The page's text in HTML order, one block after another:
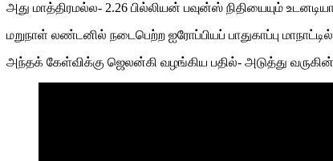
அது மாத்திரமல்ல- 2.26 பில்லியன் பவுன்ஸ் நிதியையும்
மறுநாள் லண்டனில் நடைபெற்ற ஐரோப்பியப் பாதுகாப்பு
அந்தக் கேள்விக்கு ஜெலன்கி வழங்கிய பதில்- அடுத்து